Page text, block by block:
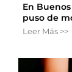
En
puso de
Leer Más >>